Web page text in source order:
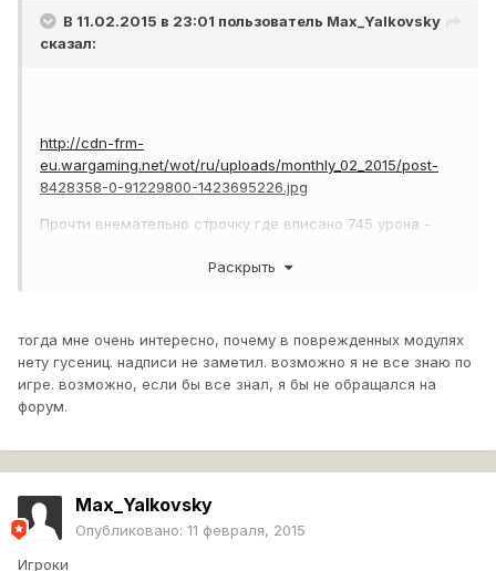
В 11.02.2015 в 23:01 пользователь Max_Yalkovsky
сказал:
http://cdn-frm-
eu.wargaming.net/wot/ru/uploads/monthly_02_2015/post-
8428358-0-91229800-1423695226.jpg
Прочти внемательно строчку где вписано 745 урона -
Раскрыть
тогда мне очень интересно, почему в поврежденных модулях
нету гусениц. надписи не заметил. возможно я не все знаю по
игре. возможно, если бы все знал, я бы не обращался на
форум.
Max_Yalkovsky
Опубликовано: 11 февраля, 2015
Игроки